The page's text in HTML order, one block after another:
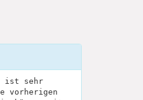
ist sehr
vorherigen